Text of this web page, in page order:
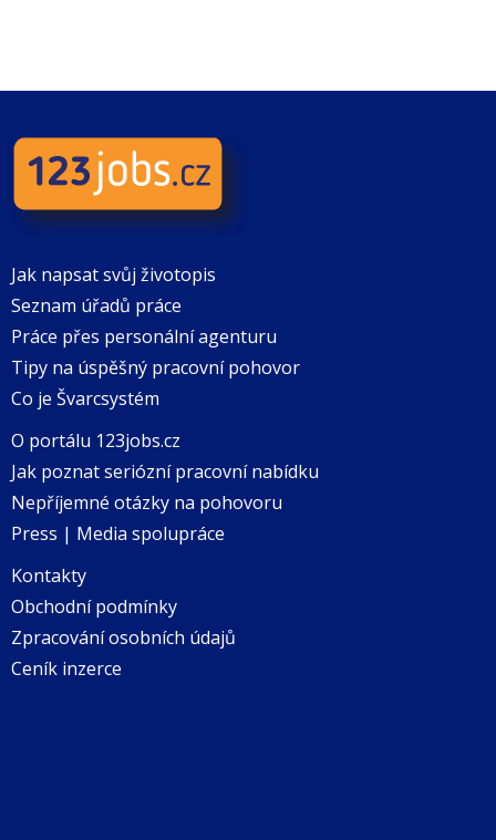
Jak napsat svůj životopis
Seznam úřadů práce
Práce přes personální agenturu
Tipy na úspěšný pracovní pohovor
Co je Švarcsystém
O portálu 123jobs.cz
Jak poznat seriózní pracovní nabídku
Nepříjemné otázky na pohovoru
Press | Media spolupráce
Kontakty
Obchodní podmínky
Zpracování osobních údajů
Ceník inzerce